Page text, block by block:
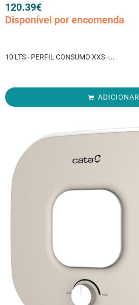
120.39€
Disponível por encomenda
10 LTS - PERFIL CONSUMO XXS -...
ADICIONAR